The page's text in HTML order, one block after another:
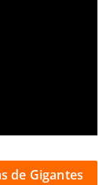
de Gigantes